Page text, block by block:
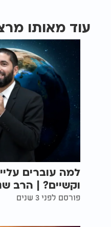
עוד מאותו
למה עוברים
וקשיים? | הרב
פורסם לפני 3 שנים